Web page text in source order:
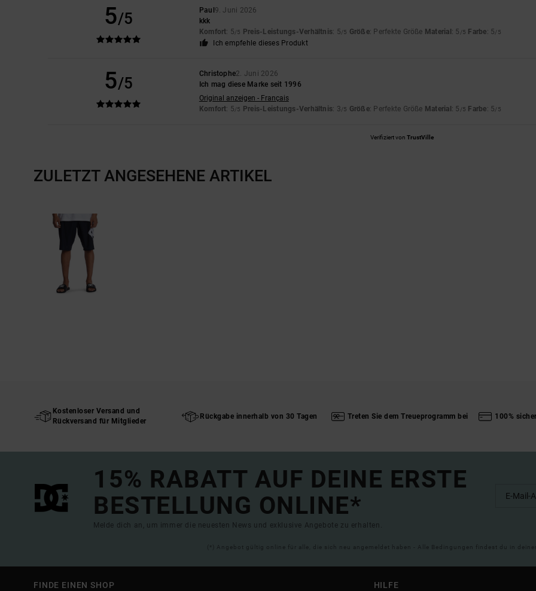
5/5 Paul 9. Juni 2026
kkk
Komfort: 5/5 Preis-Leistungs-Verhältnis: 5/5 Größe: Perfekte Größe Material : 5 /5 Farbe: 5/5
Ich empfehle dieses Produkt
5/5
Christophe2. Juni 2026
Ich mag diese Marke seit 1996
Original anzeigen - Français
Komfort: 5/5 Preis-Leistungs-Verhältnis: 3/5 Größe: Perfekte Größe Material : 5 /5 Farbe: 5/5
Verifiziert von TrustVille
ZULETZT ANGESEHENE ARTIKEL
Kostenloser Versand und
Rückversand für Mitglieder
Rückgabe innerhalb von 30 Tagen Treten Sie dem Treueprogramm bei 100%
15% RABATT AUF DEINE ERSTE
BESTELLUNG ONLINE*
Melde dich an, um immer die neuesten News und exklusive Angebote zu erhalten.
(*) Angebot gültig online für alle, die sich neu angemeldet haben - Alle Bedingungen findest du in
FINDE EINEN SHOP HILFE